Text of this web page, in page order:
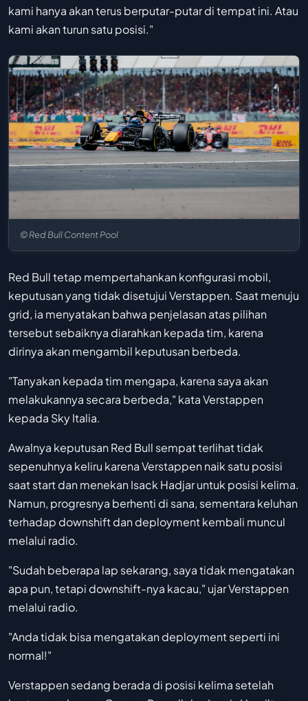
kami hanya akan terus berputar-putar di tempat ini. Atau
kami akan turun satu posisi."
© Red Bull Content Pool
Red Bull tetap mempertahankan konfigurasi mobil,
keputusan yang tidak disetujui Verstappen. Saat menuju
grid, ia menyatakan bahwa penjelasan atas pilihan
tersebut sebaiknya diarahkan kepada tim, karena
dirinya akan mengambil keputusan berbeda.
"Tanyakan kepada tim mengapa, karena saya akan
melakukannya secara berbeda," kata Verstappen
kepada Sky Italia.
Awalnya keputusan Red Bull sempat terlihat tidak
sepenuhnya keliru karena Verstappen naik satu posisi
saat start dan menekan Isack Hadjar untuk posisi kelima.
Namun, progresnya berhenti di sana, sementara keluhan
terhadap downshift dan deployment kembali muncul
melalui radio.
"Sudah beberapa lap sekarang, saya tidak mengatakan
apa pun, tetapi downshift-nya kacau," ujar Verstappen
melalui radio.
"Anda tidak bisa mengatakan deployment seperti ini
normal!"
Verstappen sedang berada di posisi kelima setelah